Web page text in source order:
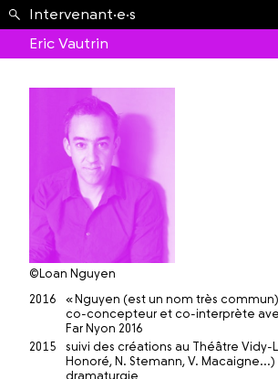
École ›
Intervenant·e·s
Eric Vautrin
©Loan Nguyen
2016
« Nguyen (est un nom très
co-concepteur et co-interprète
Far Nyon 2016
2015
suivi des créations au Théâtre Vidy-
Honoré, N. Stemann, V. Macaigne...)
dramaturgie